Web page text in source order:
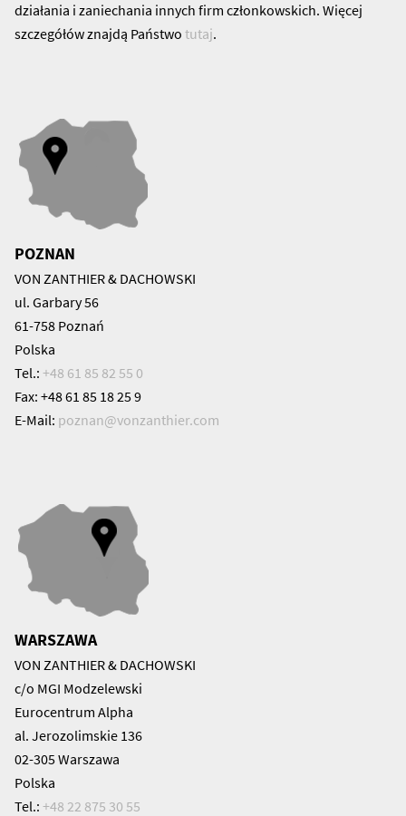
działania i zaniechania innych firm członkowskich. Więcej
szczegółów znajdą Państwo tutaj.
POZNAN
VON ZANTHIER & DACHOWSKI
ul. Garbary 56
61-758 Poznań
Polska
Tel.: +48 61 85 82 55 0
Fax: +48 61 85 18 25 9
E-Mail: poznan@vonzanthier.com
WARSZAWA
VON ZANTHIER & DACHOWSKI
c/o MGI Modzelewski
Eurocentrum Alpha
al. Jerozolimskie 136
02-305 Warszawa
Polska
Tel.: +48 22 875 30 55